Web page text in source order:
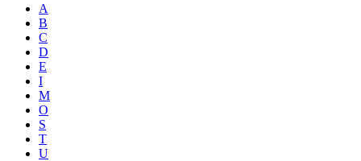
A
B
C
D
E
I
M
O
S
T
U